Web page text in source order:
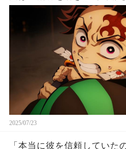
2025/07/23
「本当に彼を信頼していた